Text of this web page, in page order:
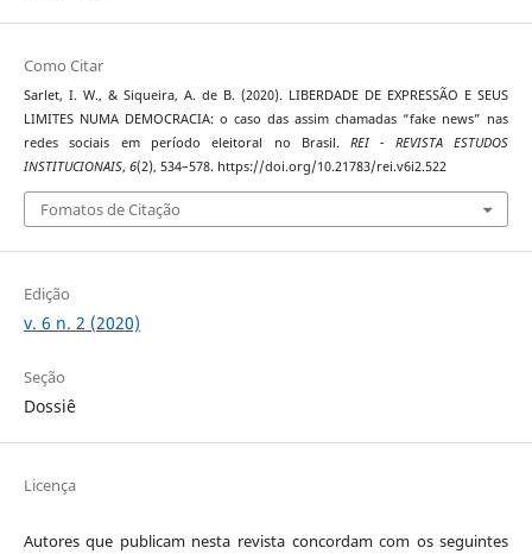
Como Citar
Sarlet, I. W., & Siqueira, A. de B. (2020). LIBERDADE DE EXPRESSÃO E SEUS
LIMITES NUMA DEMOCRACIA: o caso das assim chamadas “fake news” nas
redes sociais em período eleitoral no Brasil.REI - REVISTA ESTUDOS
INSTITUCIONAIS, 6(2), 534–578. https://doi.org/10.21783/rei.v6i2.522
Fomatos de Citação
Edição
v. 6 n. 2 (2020)
Seção
Dossiê
Licença
Autores que publicam nesta revista concordam com os seguintes